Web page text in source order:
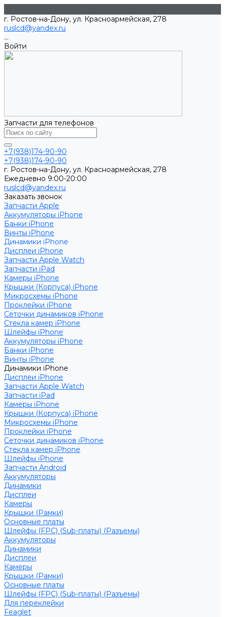
г. Ростов-на-Дону, ул. Красноармейская, 278
ruslcd@yandex.ru
...
Войти
Запчасти для телефонов
+7(938)174-90-90
+7(938)174-90-90
г. Ростов-на-Дону, ул. Красноармейская, 278
Ежедневно 9:00-20:00
ruslcd@yandex.ru
Заказать звонок
Запчасти Apple
Аккумуляторы iPhone
Банки iPhone
Винты iPhone
Динамики iPhone
Дисплеи iPhone
Запчасти Apple Watch
Запчасти iPad
Камеры iPhone
Крышки (Корпуса) iPhone
Микросхемы iPhone
Проклейки iPhone
Сеточки динамиков iPhone
Стекла камер iPhone
Шлейфы iPhone
Аккумуляторы iPhone
Банки iPhone
Винты iPhone
Динамики iPhone
Дисплеи iPhone
Запчасти Apple Watch
Запчасти iPad
Камеры iPhone
Крышки (Корпуса) iPhone
Микросхемы iPhone
Проклейки iPhone
Сеточки динамиков iPhone
Стекла камер iPhone
Шлейфы iPhone
Запчасти Android
Аккумуляторы
Динамики
Дисплеи
Камеры
Крышки (Рамки)
Основные платы
Шлейфы (FPC) (Sub-платы) (Разъемы)
Аккумуляторы
Динамики
Дисплеи
Камеры
Крышки (Рамки)
Основные платы
Шлейфы (FPC) (Sub-платы) (Разъемы)
Для переклейки
Feaglet